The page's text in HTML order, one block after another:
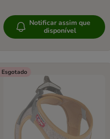
Notificar assim que
disponível
Esgotado